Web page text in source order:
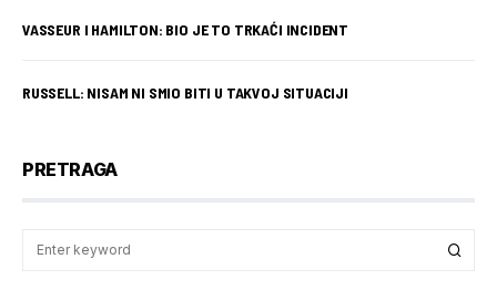
VASSEUR I HAMILTON: BIO JE TO TRKAĆI INCIDENT
RUSSELL: NISAM NI SMIO BITI U TAKVOJ SITUACIJI
PRETRAGA